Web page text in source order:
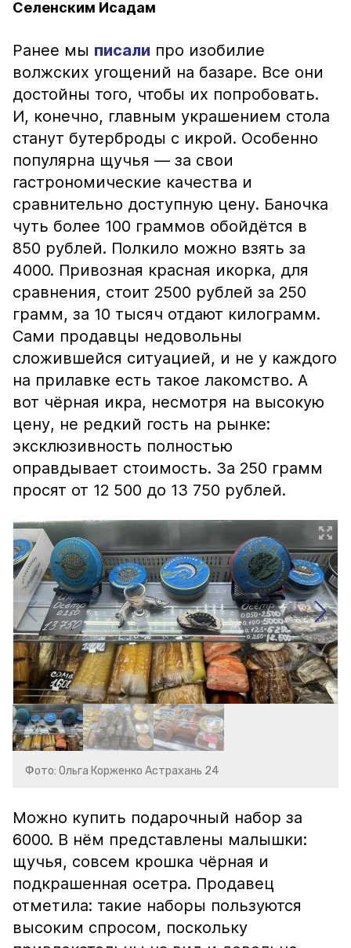
Селенским Исадам
Ранее мы писали про изобилие
волжских угощений на базаре. Все они
достойны того, чтобы их попробовать.
И, конечно, главным украшением стола
станут бутерброды с икрой. Особенно
популярна щучья — за свои
гастрономические качества и
сравнительно доступную цену. Баночка
чуть более 100 граммов обойдётся в
850 рублей. Полкило можно взять за
4000. Привозная красная икорка, для
сравнения, стоит 2500 рублей за 250
грамм, за 10 тысяч отдают килограмм.
Сами продавцы недовольны
сложившейся ситуацией, и не у каждого
на прилавке есть такое лакомство. А
вот чёрная икра, несмотря на высокую
цену, не редкий гость на рынке:
эксклюзивность полностью
оправдывает стоимость. За 250 грамм
просят от 12 500 до 13 750 рублей.
Фото: Ольга Корженко Астрахань 24
Можно купить подарочный набор за
6000. В нём представлены малышки:
щучья, совсем крошка чёрная и
подкрашенная осетра. Продавец
отметила: такие наборы пользуются
высоким спросом, поскольку